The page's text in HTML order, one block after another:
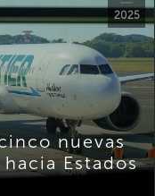
2025
nuevas
Estados